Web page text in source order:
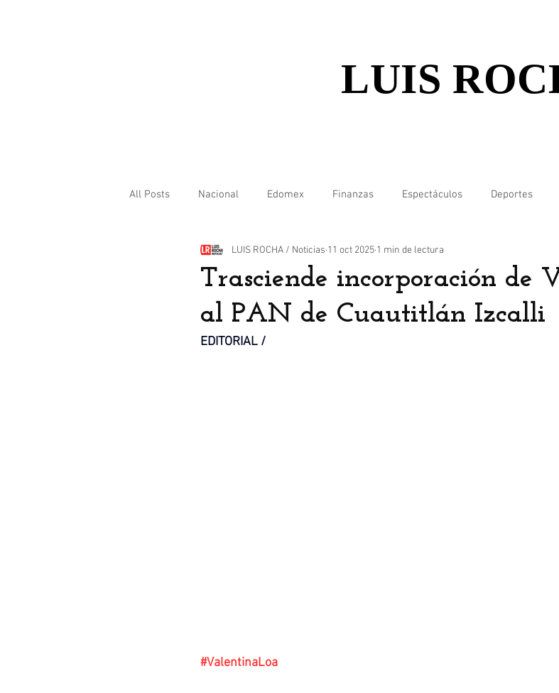
LUIS
All Posts Nacional Edomex Finanzas Espectáculos Deportes
Internacional
Trasciende incorporación de
al PAN de Cuautitlán Izcalli
LUIS ROCHA / Noticias 11 oct 2025 1 min de lectura
EDITORIAL /
#ValentinaLoa